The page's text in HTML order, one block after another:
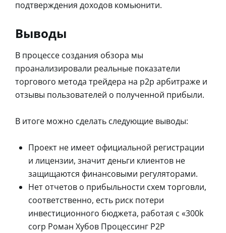
подтверждения доходов комьюнити.
Выводы
В процессе создания обзора мы
проанализировали реальные показатели
торгового метода трейдера на p2p арбитраже и
отзывы пользователей о полученной прибыли.
В итоге можно сделать следующие выводы:
Проект не имеет официальной регистрации
и лицензии, значит деньги клиентов не
защищаются финансовыми регуляторами.
Нет отчетов о прибыльности схем торговли,
соответственно, есть риск потери
инвестиционного бюджета, работая с «300k
corp Роман Хубов Процессинг P2P